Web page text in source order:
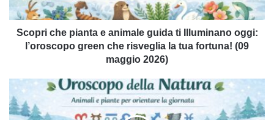
Illuminano
oggi:
l’oroscopo
green
tua
fortuna!
Scopri che pianta e animale guida ti Illuminano oggi:
l’oroscopo green che risveglia la tua fortuna! (09
maggio 2026)
Oroscopo
Green:
scopri